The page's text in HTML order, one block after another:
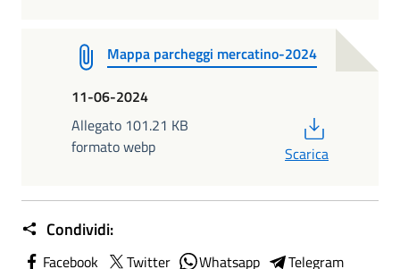
Mappa parcheggi mercatino-2024
11-06-2024
Allegato 101.21 KB
formato webp
Scarica
Condividi:
Facebook Twitter Whatsapp Telegram